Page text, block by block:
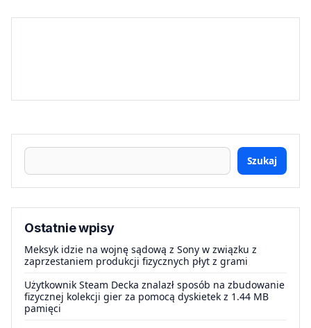
Szukaj
Ostatnie wpisy
Meksyk idzie na wojnę sądową z Sony w związku z
zaprzestaniem produkcji fizycznych płyt z grami
Użytkownik Steam Decka znalazł sposób na zbudowanie
fizycznej kolekcji gier za pomocą dyskietek z 1.44 MB
pamięci